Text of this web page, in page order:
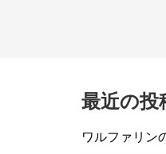
最近の投
ワルファリン